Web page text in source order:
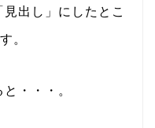
出し」にしたとこ
。
・・・。